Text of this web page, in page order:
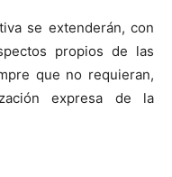
se extenderán, con
propios de las
que no requieran,
expresa de la